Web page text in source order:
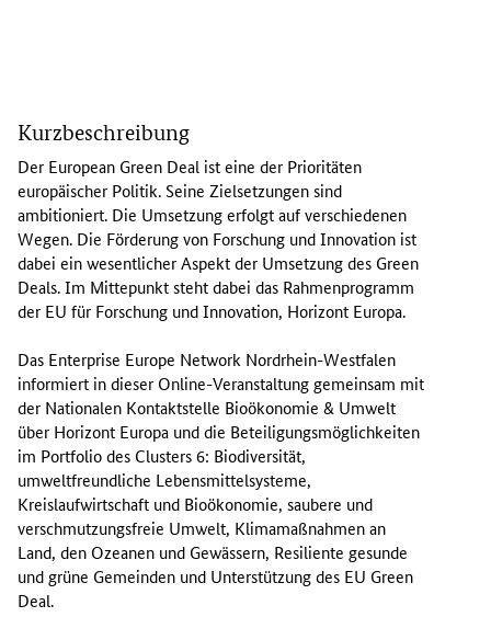
s
E
n
t
e
r
p
r
s
e
E
u
r
o
p
e
N
e
t
Kurzbeschreibung
Der European Green Deal ist eine der Prioritäten
europäischer Politik. Seine Zielsetzungen sind
ambitioniert. Die Umsetzung erfolgt auf verschiedenen
Wegen. Die Förderung von Forschung und Innovation ist
dabei ein wesentlicher Aspekt der Umsetzung des Green
Deals. Im Mittepunkt steht dabei das Rahmenprogramm
der EU für Forschung und Innovation, Horizont Europa.
Das Enterprise Europe Network Nordrhein-Westfalen
informiert in dieser Online-Veranstaltung gemeinsam mit
der Nationalen Kontaktstelle Bioökonomie & Umwelt
über Horizont Europa und die Beteiligungsmöglichkeiten
im Portfolio des Clusters6: Biodiversität,
umweltfreundliche Lebensmittelsysteme,
Kreislaufwirtschaft und Bioökonomie, saubere und
verschmutzungsfreie Umwelt, Klimamaßnahmen an
Land, den Ozeanen und Gewässern, Resiliente gesunde
und grüne Gemeinden und Unterstützung des EU Green
Deal.